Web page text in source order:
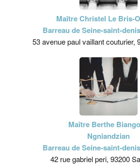
Maître Christel Le Bris-
Barreau de Seine-saint-
53 avenue paul vaillant couturier,
Maître Berthe
Ngniandzian
Barreau de Seine-saint-
42 rue gabriel peri, 93200